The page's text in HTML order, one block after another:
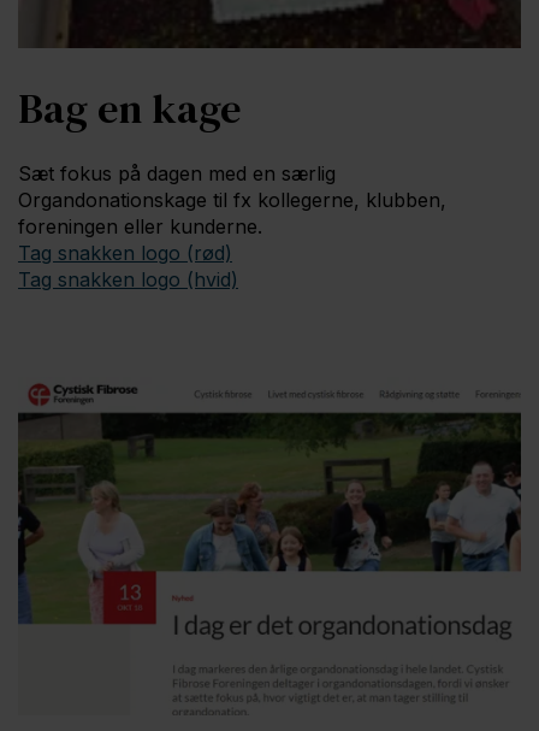
Bag en kage
Sæt fokus på dagen med en særlig
Organdonationskage til fx kollegerne, klubben,
foreningen eller kunderne.
Tag snakken logo (rød)
Tag snakken logo (hvid)